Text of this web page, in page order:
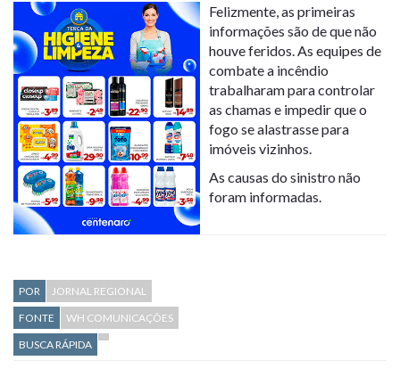
Felizmente, as primeiras
informações são de que não
houve feridos. As equipes de
combate a incêndio
trabalharam para controlar
as chamas e impedir que o
fogo se alastrasse para
imóveis vizinhos.
As causas do sinistro não
foram informadas.
POR
JORNAL REGIONAL
FONTE
WH COMUNICAÇÕES
BUSCA RÁPIDA